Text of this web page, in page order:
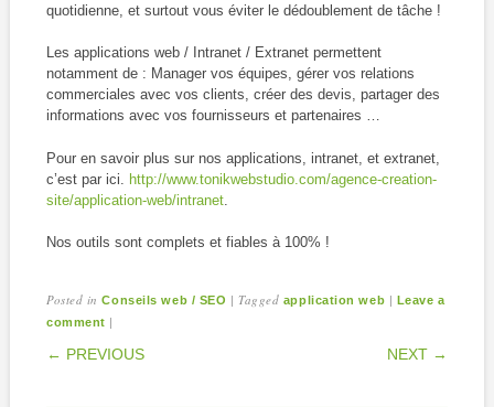
quotidienne, et surtout vous éviter le dédoublement de tâche !
Les applications web / Intranet / Extranet permettent
notamment de : Manager vos équipes, gérer vos relations
commerciales avec vos clients, créer des devis, partager des
informations avec vos fournisseurs et partenaires …
Pour en savoir plus sur nos applications, intranet, et extranet,
c’est par ici. http://www.tonikwebstudio.com/agence-creation-
site/application-web/intranet.
Nos outils sont complets et fiables à 100% !
Posted inConseils web / SEO |Tagged application web | Leave a
comment |
POST NAVIGATION
← PREVIOUS NEXT →